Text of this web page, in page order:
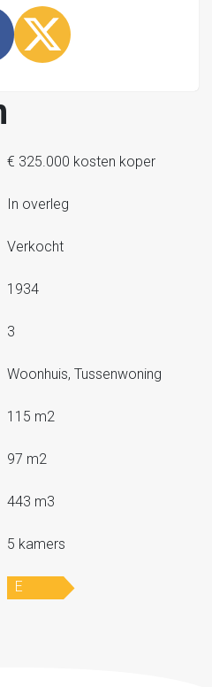
€ 325.000 kosten koper
In overleg
Verkocht
1934
3
Woonhuis, Tussenwoning
115 m2
97 m2
443 m3
5 kamers
E